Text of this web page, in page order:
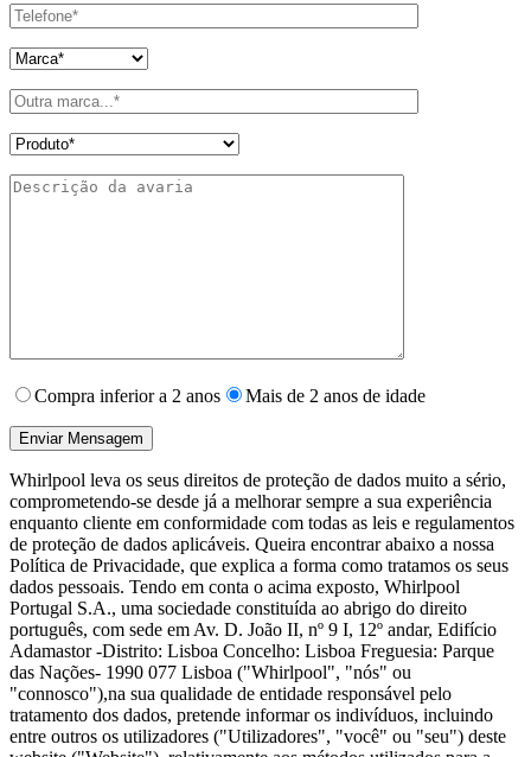
Compra inferior a 2 anos Mais de 2 anos de idade
Whirlpool leva os seus direitos de proteção de dados muito a sério,
comprometendo-se desde já a melhorar sempre a sua experiência
enquanto cliente em conformidade com todas as leis e regulamentos
de proteção de dados aplicáveis. Queira encontrar abaixo a nossa
Política de Privacidade, que explica a forma como tratamos os seus
dados pessoais. Tendo em conta o acima exposto, Whirlpool
Portugal S.A., uma sociedade constituída ao abrigo do direito
português, com sede em Av. D. João II, nº 9 I, 12º andar, Edifício
Adamastor -Distrito: Lisboa Concelho: Lisboa Freguesia: Parque
das Nações- 1990 077 Lisboa ("Whirlpool", "nós" ou
"connosco"),na sua qualidade de entidade responsável pelo
tratamento dos dados, pretende informar os indivíduos, incluindo
entre outros os utilizadores ("Utilizadores", "você" ou "seu") deste